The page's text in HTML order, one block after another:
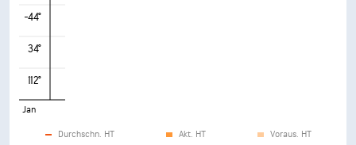
-44°
34°
112°
Jan
Durchschn. HT
Akt. HT
Voraus. HT